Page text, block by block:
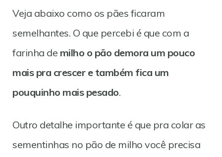
Veja abaixo como os pães ficaram
semelhantes. O que percebi é que com a
farinha de milho o pão demora um pouco
mais pra crescer e também fica um
pouquinho mais pesado.
Outro detalhe importante é que pra colar as
sementinhas no pão de milho você precisa